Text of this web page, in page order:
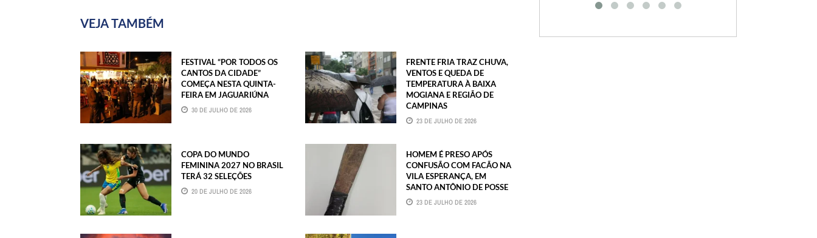
VEJA TAMBÉM
FESTIVAL “POR TODOS OS
CANTOS DA CIDADE”
COMEÇA NESTA QUINTA-
FEIRA EM JAGUARIÚNA
30 DE JULHO DE 2026
FRENTE FRIA TRAZ CHUVA,
VENTOS E QUEDA DE
TEMPERATURA À BAIXA
MOGIANA E REGIÃO DE
CAMPINAS
23 DE JULHO DE 2026
COPA DO MUNDO
FEMININA 2027 NO BRASIL
TERÁ 32 SELEÇÕES
20 DE JULHO DE 2026
HOMEM É PRESO APÓS
CONFUSÃO COM FACÃO NA
VILA ESPERANÇA, EM
SANTO ANTÔNIO DE POSSE
23 DE JULHO DE 2026